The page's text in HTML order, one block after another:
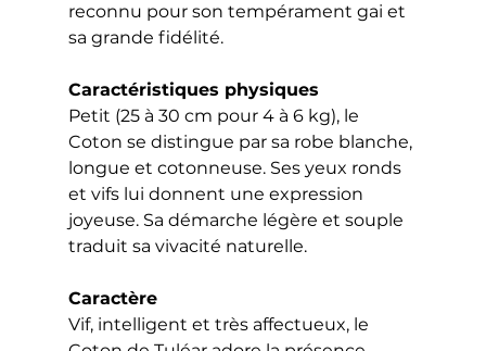
reconnu pour son tempérament gai et
sa grande fidélité.
Caractéristiques physiques
Petit (25 à 30 cm pour 4 à 6 kg), le
Coton se distingue par sa robe blanche,
longue et cotonneuse. Ses yeux ronds
et vifs lui donnent une expression
joyeuse. Sa démarche légère et souple
traduit sa vivacité naturelle.
Caractère
Vif, intelligent et très affectueux, le